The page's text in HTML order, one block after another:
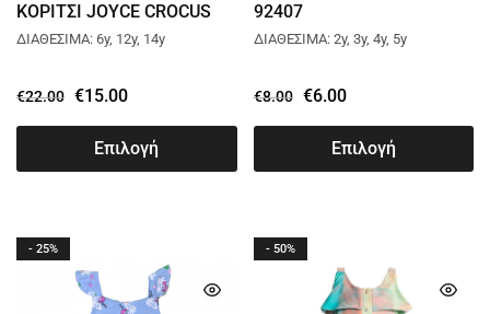
ΚΟΡΙΤΣΙ JOYCE CROCUS
ΛΙΛΑ 2545615
ΔΙΑΘΕΣΙΜΑ: 6y, 12y, 14y
€22.00 €15.00
Επιλογή
92407
ΔΙΑΘΕΣΙΜΑ: 2y, 3y, 4y, 5y
€8.00 €6.00
Επιλογή
- 25% - 50%